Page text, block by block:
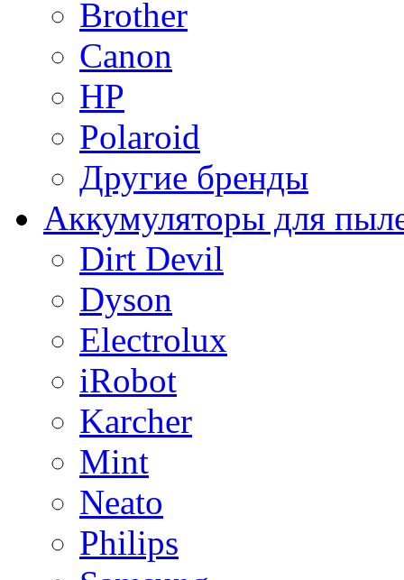
Brother
Canon
HP
Polaroid
Другие бренды
Аккумуляторы для
Dirt Devil
Dyson
Electrolux
iRobot
Karcher
Mint
Neato
Philips